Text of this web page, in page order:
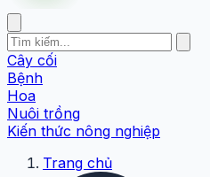
Cây cối
Bệnh
Hoa
Nuôi trồng
Kiến thức nông nghiệp
Trang chủ